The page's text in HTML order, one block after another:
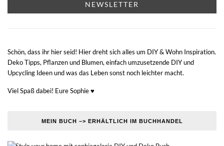
Schön, dass ihr hier seid! Hier dreht sich alles um DIY & Wohn Inspiration.
Deko Tipps, Pflanzen und Blumen, einfach umzusetzende DIY und
Upcycling Ideen und was das Leben sonst noch leichter macht.
Viel Spaß dabei! Eure Sophie ♥
MEIN BUCH –> ERHÄLTLICH IM BUCHHANDEL